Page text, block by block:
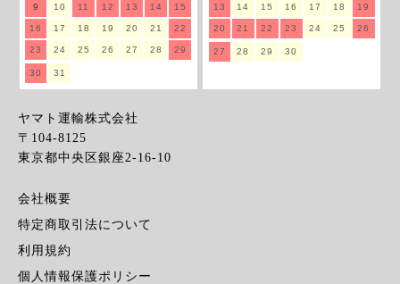
9 10 11 12 13 14 15
16 17 18 19 20 21 22
23 24 25 26 27 28 29
30 31
13 14 15 16 17 18 19
20 21 22 23 24 25 26
27 28 29 30
ヤマト運輸株式会社
〒104-8125
東京都中央区銀座2-16-10
会社概要
特定商取引法について
利用規約
個人情報保護ポリシー